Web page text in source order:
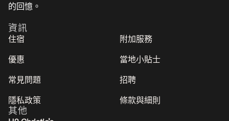
的回憶。
資訊
住宿
附加服務
優惠
當地小貼士
常見問題
招聘
隱私政策
條款與細則
其他